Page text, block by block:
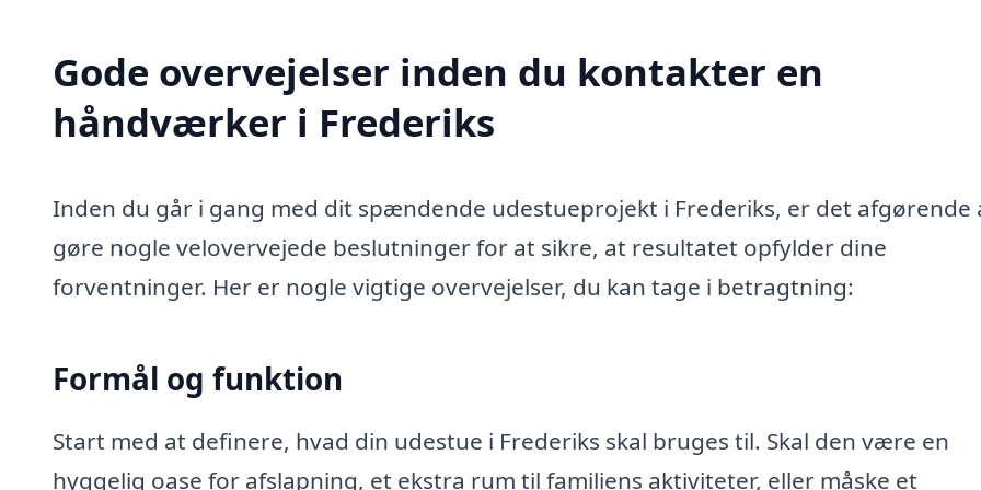
Gode overvejelser inden du kontakter en
håndværker i Frederiks
Inden du går i gang med dit spændende udestueprojekt i Frederiks, er det afgørende
gøre nogle velovervejede beslutninger for at sikre, at resultatet opfylder dine
forventninger. Her er nogle vigtige overvejelser, du kan tage i betragtning:
Formål og funktion
Start med at definere, hvad din udestue i Frederiks skal bruges til. Skal den være en
hyggelig oase for afslapning, et ekstra rum til familiens aktiviteter, eller måske et